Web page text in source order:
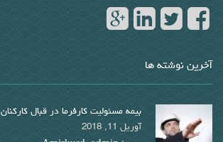
آخرین نوشته ها
بیمه مسئولیت کارفرما در قبال کارکنان
آوریل 11, 2018